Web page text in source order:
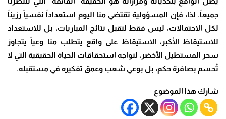
جميعاً. لذا، فإن المسؤولية تقتضي منا اليوم استعداداً نفسياً رزيناً
لكل الاحتمالات، ليس فقط لتقبل نتائج المباريات، بل للاستعداد
للاستيقاظ الأكبر، الاستيقاظ على واقع يتطلب منا وعياً يتجاوز
سحر المستطيل الأخضر، لنواجه استحقاقات الحياة الحقيقية التي لا
تُحسم بصافرة حكم، بل بوعي شعب وعمق تفكيره في مستقبله.
شارك هذا الموضوع